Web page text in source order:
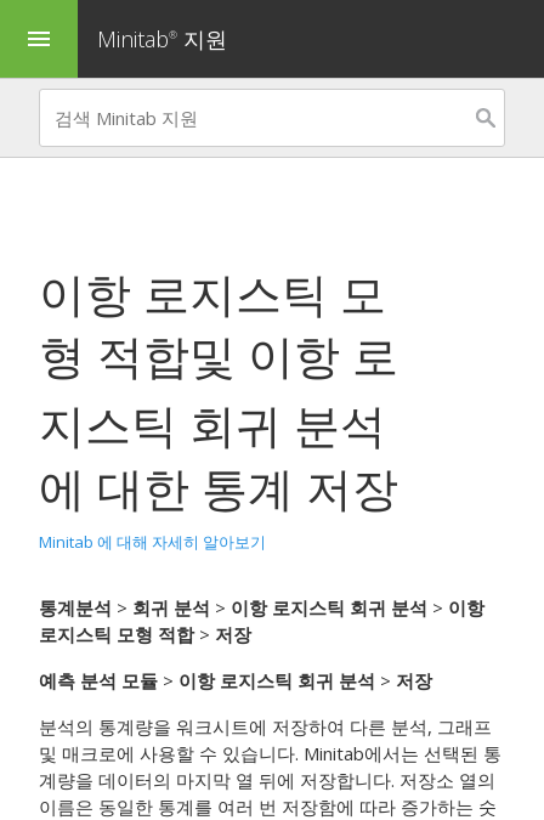
menu Minitab® 지원
이항 로지스틱 모
형 적합및 이항 로
지스틱 회귀 분석
에 대한 통계 저장
Minitab 에 대해 자세히 알아보기
통계분석 > 회귀 분석 > 이항 로지스틱 회귀 분석 > 이항
로지스틱 모형 적합> 저장
예측 분석 모듈 > 이항 로지스틱 회귀 분석 > 저장
분석의 통계량을 워크시트에 저장하여 다른 분석, 그래프
및 매크로에 사용할 수 있습니다. Minitab에서는 선택된 통
계량을 데이터의 마지막 열 뒤에 저장합니다. 저장소 열의
이름은 동일한 통계를 여러 번 저장함에 따라 증가하는 숫